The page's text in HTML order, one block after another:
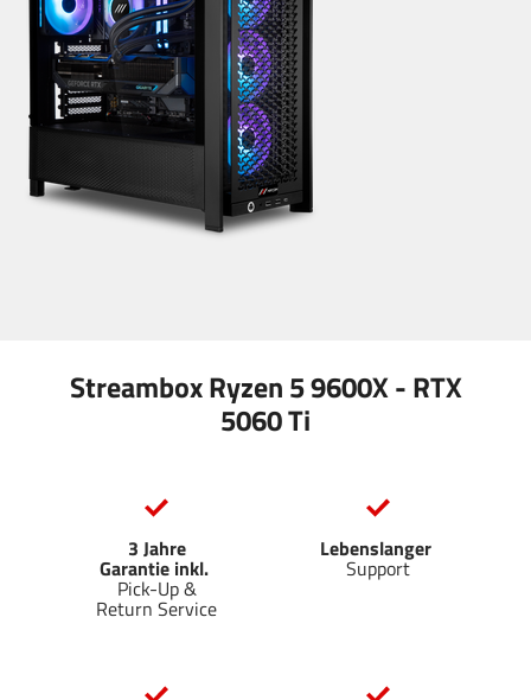
Streambox Ryzen 5 9600X - RTX
5060 Ti
3 Jahre
Garantie inkl.
Pick-Up &
Return Service
Lebenslanger
Support